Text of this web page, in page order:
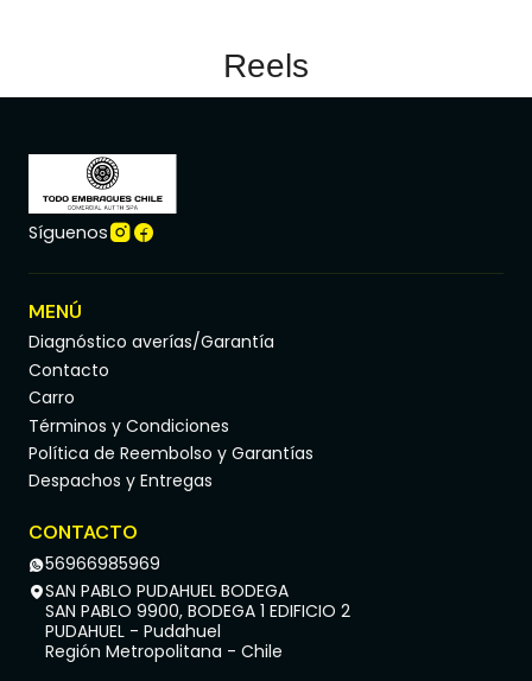
Reels
Síguenos
MENÚ
Diagnóstico averías/Garantía
Contacto
Carro
Términos y Condiciones
Política de Reembolso y Garantías
Despachos y Entregas
CONTACTO
56966985969
SAN PABLO PUDAHUEL BODEGA
SAN PABLO 9900, BODEGA 1 EDIFICIO 2
PUDAHUEL - Pudahuel
Región Metropolitana - Chile